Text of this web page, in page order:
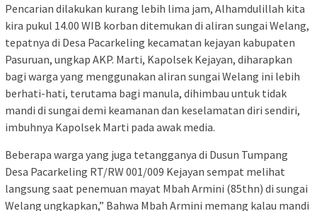
Pencarian dilakukan kurang lebih lima jam, Alhamdulillah kita
kira pukul 14.00 WIB korban ditemukan di aliran sungai Welang,
tepatnya di Desa Pacarkeling kecamatan kejayan kabupaten
Pasuruan, ungkap AKP. Marti, Kapolsek Kejayan, diharapkan
bagi warga yang menggunakan aliran sungai Welang ini lebih
berhati-hati, terutama bagi manula, dihimbau untuk tidak
mandi di sungai demi keamanan dan keselamatan diri sendiri,
imbuhnya Kapolsek Marti pada awak media.
Beberapa warga yang juga tetangganya di Dusun Tumpang
Desa Pacarkeling RT/RW 001/009 Kejayan sempat melihat
langsung saat penemuan mayat Mbah Armini (85thn) di sungai
Welang ungkapkan,” Bahwa Mbah Armini memang kalau mandi